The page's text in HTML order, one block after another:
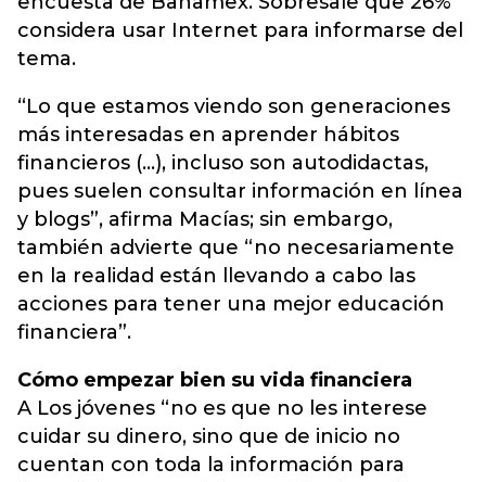
considera usar Internet para informarse del
tema.
“Lo que estamos viendo son generaciones
más interesadas en aprender hábitos
financieros (...), incluso son autodidactas,
pues suelen consultar información en línea
y blogs”, afirma Macías; sin embargo,
también advierte que “no necesariamente
en la realidad están llevando a cabo las
acciones para tener una mejor educación
financiera”.
Cómo empezar bien su vida financiera
A Los jóvenes “no es que no les interese
cuidar su dinero, sino que de inicio no
cuentan con toda la información para